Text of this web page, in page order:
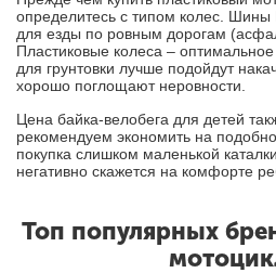
определитесь с типом колес. Шины
для езды по ровным дорогам
Пластиковые колеса –
для грунтовки лучше подойдут
хорошо поглощают неровности.
Цена байка-велобега для детей
рекомендуем экономить на
покупка слишком маленькой
негативно скажется на комфорте
Топ популярных